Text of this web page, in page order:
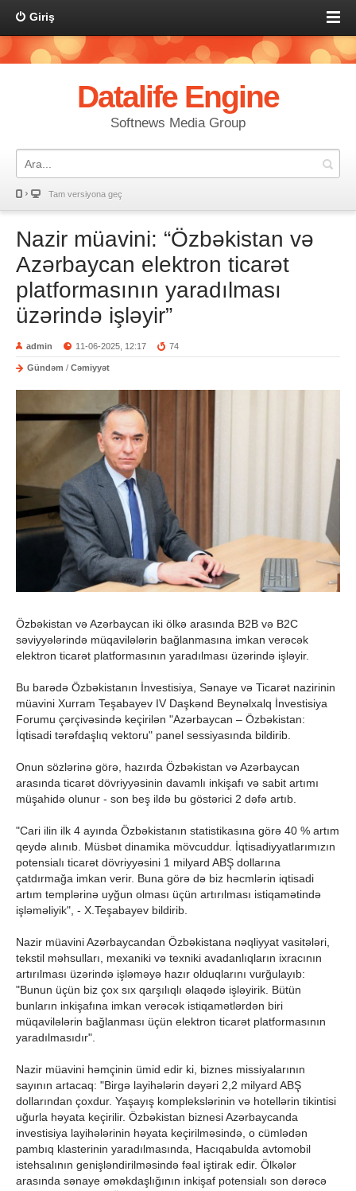
Giriş
Datalife Engine
Softnews Media Group
Tam versiyona geç
Nazir müavini: “Özbəkistan və
Azərbaycan elektron ticarət
platformasının yaradılması
üzərində işləyir”
admin 11-06-2025, 12:17 74
Gündəm / Cəmiyyət
Özbəkistan və Azərbaycan iki ölkə arasında B2B və B2C
səviyyələrində müqavilələrin bağlanmasına imkan verəcək
elektron ticarət platformasının yaradılması üzərində işləyir.
Bu barədə Özbəkistanın İnvestisiya, Sənaye və Ticarət nazirinin
müavini Xurram Teşabayev IV Daşkənd Beynəlxalq İnvestisiya
Forumu çərçivəsində keçirilən "Azərbaycan – Özbəkistan:
İqtisadi tərəfdaşlıq vektoru" panel sessiyasında bildirib.
Onun sözlərinə görə, hazırda Özbəkistan və Azərbaycan
arasında ticarət dövriyyəsinin davamlı inkişafı və sabit artımı
müşahidə olunur - son beş ildə bu göstərici 2 dəfə artıb.
"Cari ilin ilk 4 ayında Özbəkistanın statistikasına görə 40 % artım
qeydə alınıb. Müsbət dinamika mövcuddur. İqtisadiyyatlarımızın
potensialı ticarət dövriyyəsini 1 milyard ABŞ dollarına
çatdırmağa imkan verir. Buna görə də biz həcmlərin iqtisadi
artım templərinə uyğun olması üçün artırılması istiqamətində
işləməliyik", - X.Teşabayev bildirib.
Nazir müavini Azərbaycandan Özbəkistana nəqliyyat vasitələri,
tekstil məhsulları, mexaniki və texniki avadanlıqların ixracının
artırılması üzərində işləməyə hazır olduqlarını vurğulayıb:
"Bunun üçün biz çox sıx qarşılıqlı əlaqədə işləyirik. Bütün
bunların inkişafına imkan verəcək istiqamətlərdən biri
müqavilələrin bağlanması üçün elektron ticarət platformasının
yaradılmasıdır".
Nazir müavini həmçinin ümid edir ki, biznes missiyalarının
sayının artacaq: "Birgə layihələrin dəyəri 2,2 milyard ABŞ
dollarından çoxdur. Yaşayış komplekslərinin və hotellərin tikintisi
uğurla həyata keçirilir. Özbəkistan biznesi Azərbaycanda
investisiya layihələrinin həyata keçirilməsində, o cümlədən
pambıq klasterinin yaradılmasında, Hacıqabulda avtomobil
istehsalının genişləndirilməsində fəal iştirak edir. Ölkələr
arasında sənaye əməkdaşlığının inkişaf potensialı son dərəcə